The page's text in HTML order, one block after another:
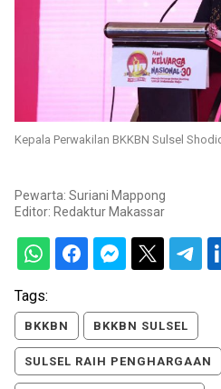
Kepala Perwakilan BKKBN Sulsel
Pewarta: Suriani Mappong
Editor: Redaktur Makassar
Tags:
BKKBN BKKBN SULSEL
SULSEL RAIH PENGHARGAAN